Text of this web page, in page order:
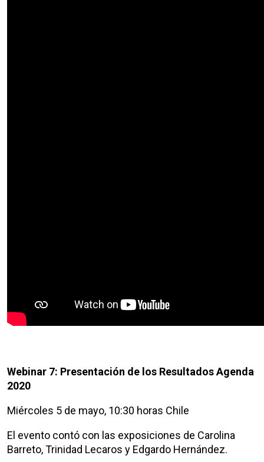
Webinar 7: Presentación de los Resultados Agenda
2020
Miércoles 5 de mayo, 10:30 horas Chile
El evento contó con las exposiciones de Carolina
Barreto, Trinidad Lecaros y Edgardo Hernández.